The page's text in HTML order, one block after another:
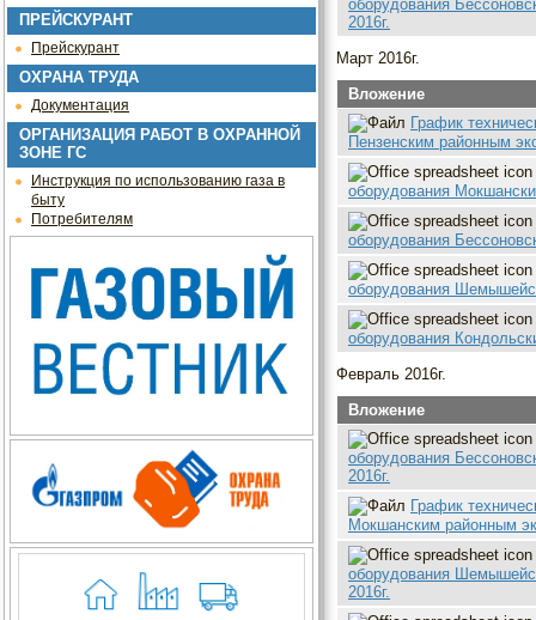
ПРЕЙСКУРАНТ
Прейскурант
ОХРАНА ТРУДА
Документация
ОРГАНИЗАЦИЯ РАБОТ В ОХРАННОЙ
ЗОНЕ ГС
Инструкция по использованию газа в
быту
Потребителям
оборудования
2016г.
Март 2016г.
Вложение
График
Пензенским районным
оборудования
оборудования
оборудования
оборудования
Февраль 2016г.
Вложение
оборудования
2016г.
График
Мокшанским районным
оборудования
2016г.